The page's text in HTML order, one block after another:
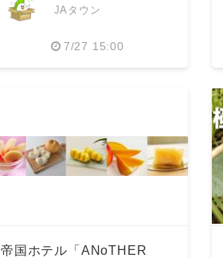
JAタウン
7/27 15:00
帝国ホテル「ANoTHER